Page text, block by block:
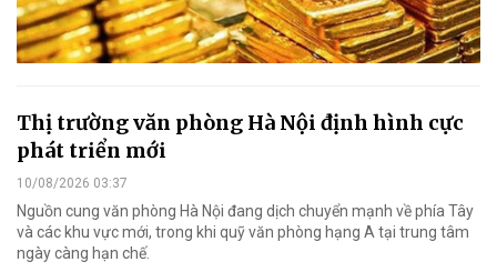
Thị trường văn phòng Hà Nội định hình cực
phát triển mới
10/08/2026 03:37
Nguồn cung văn phòng Hà Nội đang dịch chuyển mạnh về phía Tây
và các khu vực mới, trong khi quỹ văn phòng hạng A tại trung tâm
ngày càng hạn chế.